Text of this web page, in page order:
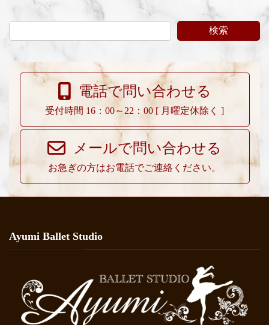
検索
電話で問い合わせる
受付時間 16：00～22：00 [ 月曜定休除く ]
メールで問い合わせる
お急ぎの方はお電話でご連絡ください。
Ayumi Ballet Studio